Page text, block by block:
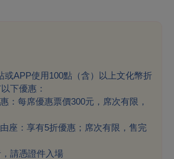
APP使用100點（含）以上文化幣折
下優惠：
：每席優惠票價300元，席次有限，
座：享有5折優惠；席次有限，售完
請憑證件入場